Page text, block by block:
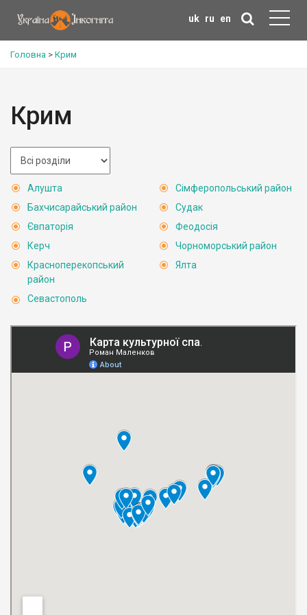
uk ru en
Головна > Крим
Крим
Алушта
Бахчисарайський район
Євпаторія
Керч
Красноперекопський
район
Севастополь
Сімферопольський район
Судак
Феодосія
Чорноморський район
Ялта